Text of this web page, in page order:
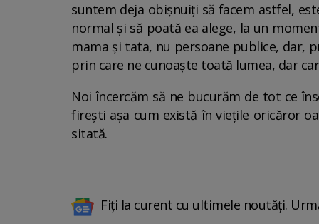
suntem deja obișnuiți să facem astfel,
normal și să poată ea alege, la un
mama și tata, nu persoane publice, dar,
prin care ne cunoaște toată lumea, dar
Noi încercăm să ne bucurăm de tot ce
firești așa cum există în viețile oricăror
sitată.
Fiți la curent cu ultimele noutăți.